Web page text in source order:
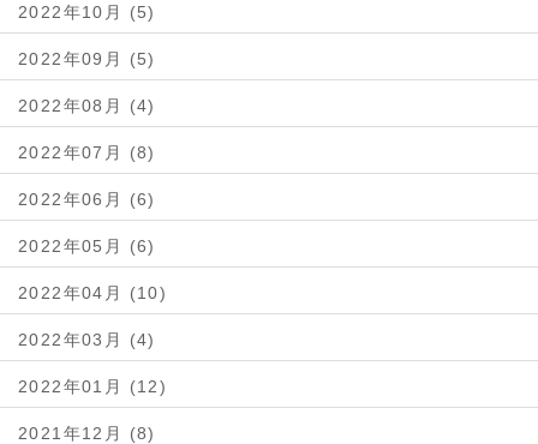
2022年10月 (5)
2022年09月 (5)
2022年08月 (4)
2022年07月 (8)
2022年06月 (6)
2022年05月 (6)
2022年04月 (10)
2022年03月 (4)
2022年01月 (12)
2021年12月 (8)